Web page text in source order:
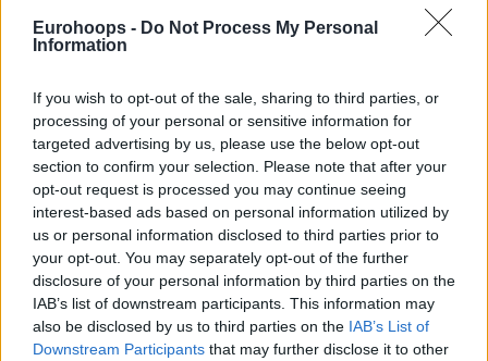
Eurohoops - Do Not Process My Personal
Information
If you wish to opt-out of the sale, sharing to third parties, or
processing of your personal or sensitive information for
targeted advertising by us, please use the below opt-out
section to confirm your selection. Please note that after your
opt-out request is processed you may continue seeing
interest-based ads based on personal information utilized by
us or personal information disclosed to third parties prior to
your opt-out. You may separately opt-out of the further
disclosure of your personal information by third parties on the
IAB’s list of downstream participants. This information may
also be disclosed by us to third parties on the IAB’s List of
Downstream Participants that may further disclose it to other
προσφορών, καθώς έχουν εκφράσει ενδιαφέρον και
άνθρωποι της Red Bull για τη νέα ομάδα.
Αυτή δεν είναι η πρώτη φορά που έχει εκφράσει το
ενδιαφέρον του για την ομάδα του Λας Βέγκας ο
Αμερικανός, αφού και παλαιότερα είχε τονίσει πως θέλει
να έχει την ιδιοκτησία μιας νέας ομάδας του ΝΒΑ στην
πόλη.